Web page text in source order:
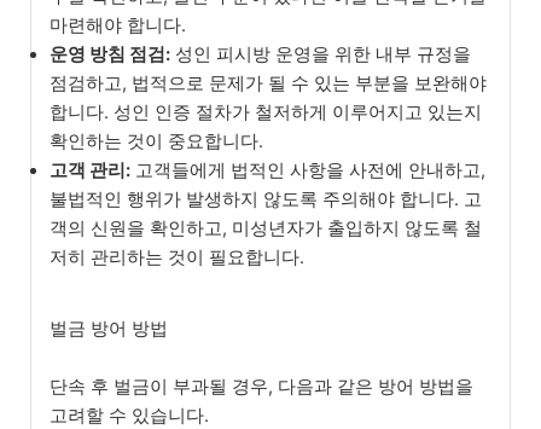
마련해야 합니다.
운영 방침 점검: 성인 피시방 운영을 위한 내부 규정을
점검하고, 법적으로 문제가 될 수 있는 부분을 보완해야
합니다. 성인 인증 절차가 철저하게 이루어지고 있는지
확인하는 것이 중요합니다.
고객 관리: 고객들에게 법적인 사항을 사전에 안내하고,
불법적인 행위가 발생하지 않도록 주의해야 합니다. 고
객의 신원을 확인하고, 미성년자가 출입하지 않도록 철
저히 관리하는 것이 필요합니다.
벌금 방어 방법
단속 후 벌금이 부과될 경우, 다음과 같은 방어 방법을
고려할 수 있습니다.